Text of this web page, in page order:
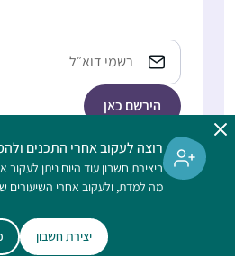
כתובת
אימייל
הלימוד בהדרן הוא דיגיטלי, ללא תשלום,
לנשים וגברים כאחד
רוצה לעקוב אחרי התכנים
ביצירת חשבון עוד היום ניתן
מה למדת, ולעקוב אחרי השיעורים
יצירת חשבון